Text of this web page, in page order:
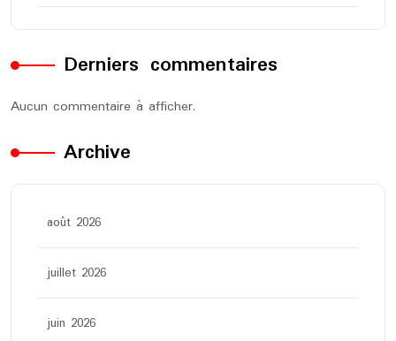
Derniers commentaires
Aucun commentaire à afficher.
Archive
août 2026
juillet 2026
juin 2026